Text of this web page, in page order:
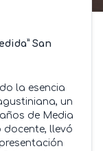
San
la esencia
un
de Media
docente, llevó